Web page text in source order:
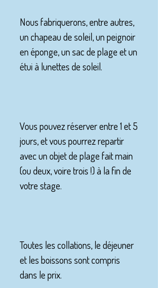
Nous fabriquerons, entre autres,
un chapeau de soleil, un peignoir
en éponge, un sac de plage et un
étui à lunettes de soleil.
Vous pouvez réserver entre 1 et 5
jours, et vous pourrez repartir
avec un objet de plage fait main
(ou deux, voire trois !) à la fin de
votre stage.
Toutes les collations, le déjeuner
et les boissons sont compris
dans le prix.